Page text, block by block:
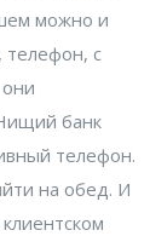
можно и
телефон, с
банк
телефон.
на обед. И